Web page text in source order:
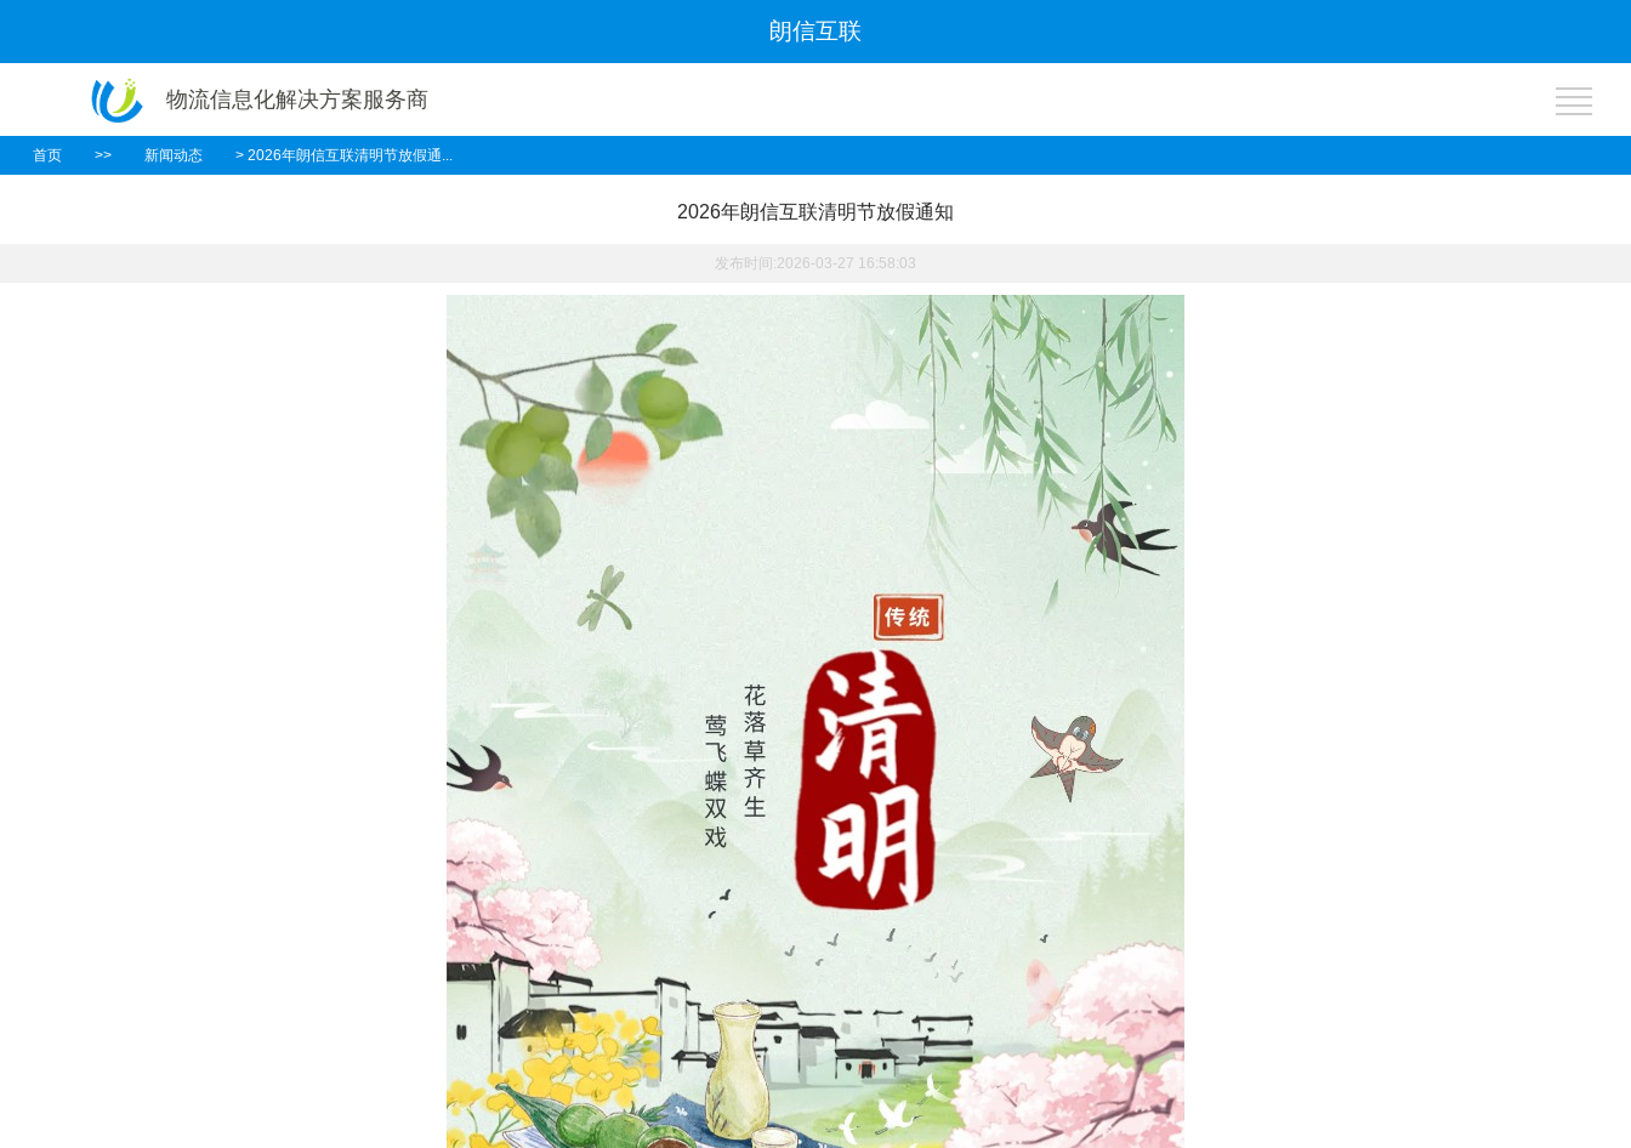
朗信互联
物流信息化解决方案服务商
首页 >> 新闻动态 > 2026年朗信互联清明节放假通...
2026年朗信互联清明节放假通知
发布时间:2026-03-27 16:58:03